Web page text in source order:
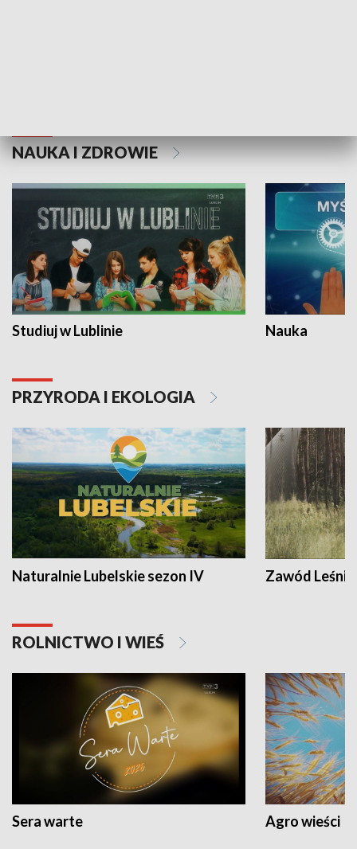
NAUKA I ZDROWIE
Studiuj w Lublinie Nauka
PRZYRODA I EKOLOGIA
Naturalnie Lubelskie sezon IV Zawód Leśnik
ROLNICTWO I WIEŚ
Sera warte Agro wieści